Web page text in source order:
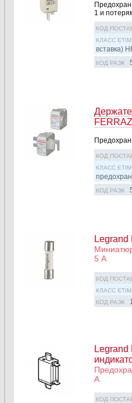
1 и
КОД
КЛАСС ETIM
вставка)
КОД РАЭК
FERRAZ
КОД
КЛАСС ETIM
КОД РАЭК
5 А
КОД
КЛАСС ETIM
КОД РАЭК
Legrand
A
КОД